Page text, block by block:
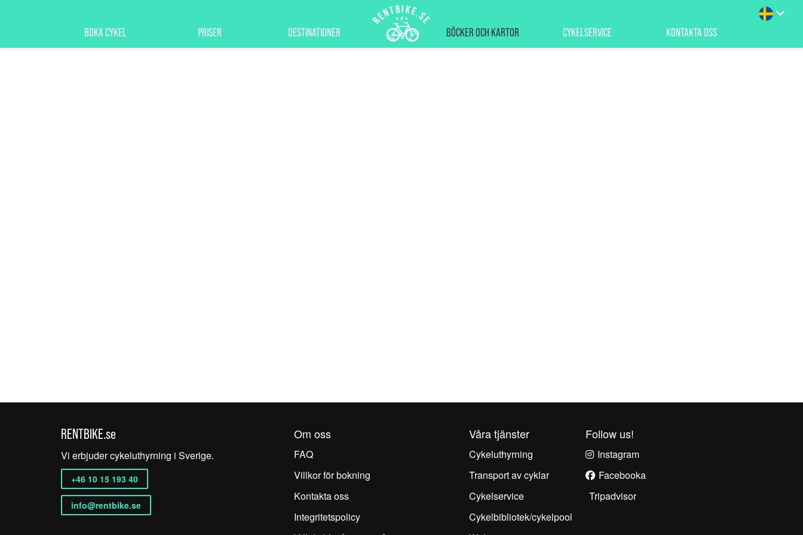
BOKA CYKEL PRISER DESTINATIONER BÖCKER OCH KARTOR CYKELSERVICE KONTAKTA OSS
RENTBIKE.se
Vi erbjuder cykeluthyrning i Sverige.
+46 10 15 193 40
info@rentbike.se
Om oss
FAQ
Villkor för bokning
Kontakta oss
Integritetspolicy
Våra tjänster
Cykeluthyrning
Transport av cyklar
Cykelservice
Cykelbibliotek/cykelpool
Follow us!
Instagram
Facebooka
Tripadvisor